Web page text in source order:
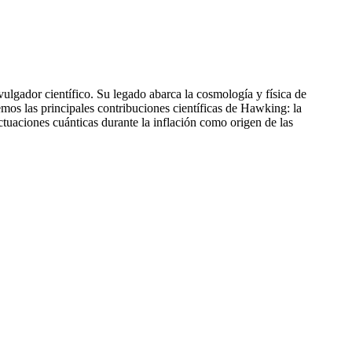
científico. Su legado abarca la cosmología y física de
las principales contribuciones científicas de Hawking: la
cuánticas durante la inflación como origen de las